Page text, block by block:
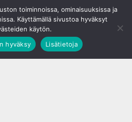
toiminnoissa, ominaisuuksissa ja
Käyttämällä sivustoa hyväksyt
käytön.
hyväksy Lisätietoja